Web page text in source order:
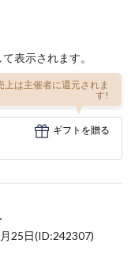
表示されます。
は主催者に還元されま
す!
ギフトを贈る
25日(ID:242307)